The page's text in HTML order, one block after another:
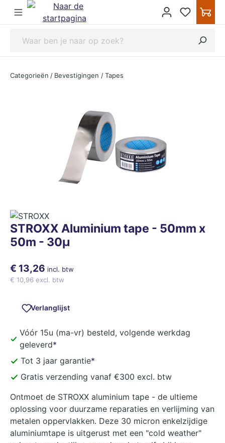
Categorieën / Bevestigingen / Tapes
STROXX Aluminium tape - 50mm x
50m - 30µ
€ 13,26 incl. btw
€ 10,96 excl. btw
Verlanglijst
Vóór 15u (ma-vr) besteld, volgende werkdag
geleverd*
Tot 3 jaar garantie*
Gratis verzending vanaf €300 excl. btw
Ontmoet de STROXX aluminium tape - de ultieme
oplossing voor duurzame reparaties en verlijming van
metalen oppervlakken. Deze 30 micron enkelzijdige
aluminiumtape is uitgerust met een "cold weather"